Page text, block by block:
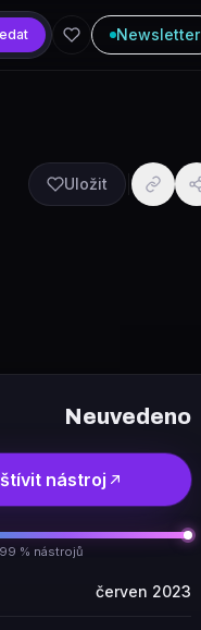
Newsletter
Uložit
Neuvedeno
nástroj
% nástrojů
červen 2023